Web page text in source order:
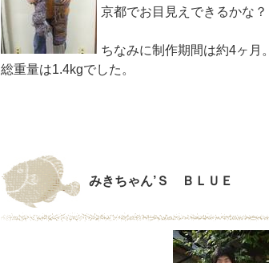
京都でお目見えできるかな？
ちなみに制作期間は約4ヶ月。
総重量は1.4kgでした。
みきちゃん’Ｓ ＢＬＵＥ